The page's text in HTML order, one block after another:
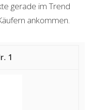
gerade im Trend
ankommen.
1